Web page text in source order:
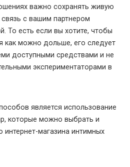
важно сохранять живую
с вашим партнером
То есть если вы хотите, чтобы
как можно дольше, его следует
доступными средствами и не
экспериментаторами в
является использование
которые можно выбрать и
интернет-магазина интимных